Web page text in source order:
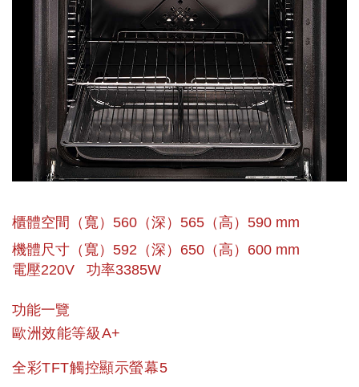
櫃體空間（寬）560（深）565（高）590 mm
機體尺寸（寬）592（深）650（高）600 mm
電壓220V 功率3385W
功能一覽
歐洲效能等級A+
全彩TFT觸控顯示螢幕5